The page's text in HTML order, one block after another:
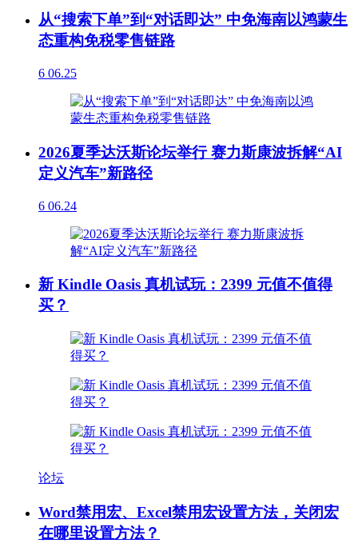
从“搜索下单”到“对话即达” 中免海南以鸿蒙生
态重构免税零售链路
6 06.25
2026夏季达沃斯论坛举行 赛力斯康波拆解“AI
定义汽车”新路径
6 06.24
新 Kindle Oasis 真机试玩：2399 元值不值得
买？
论坛
Word禁用宏、Excel禁用宏设置方法，关闭宏
在哪里设置方法？